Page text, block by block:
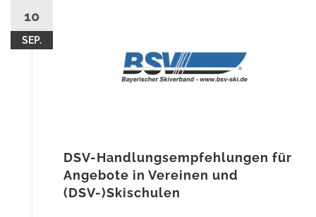
10
SEP.
DSV-Handlungsempfehlungen für
Angebote in Vereinen und
(DSV-)Skischulen